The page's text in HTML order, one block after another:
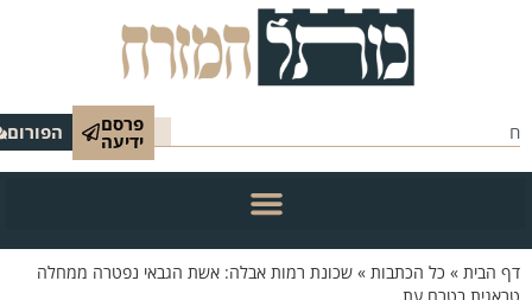
פרסם
ידיעה הפורום
»כל הכתבות»שכונת רמות אבלה: אשת הגבאי נפטרה ממחלה